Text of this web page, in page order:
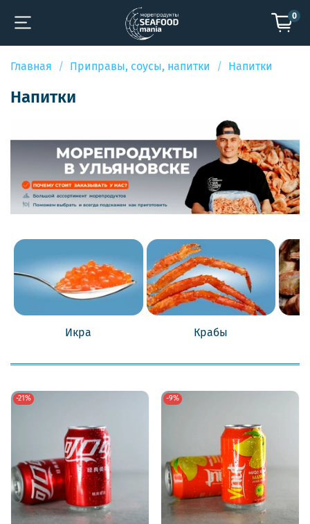
0
Главная Приправы, соусы, напитки Напитки
Напитки
Икра Крабы
-21% -9%